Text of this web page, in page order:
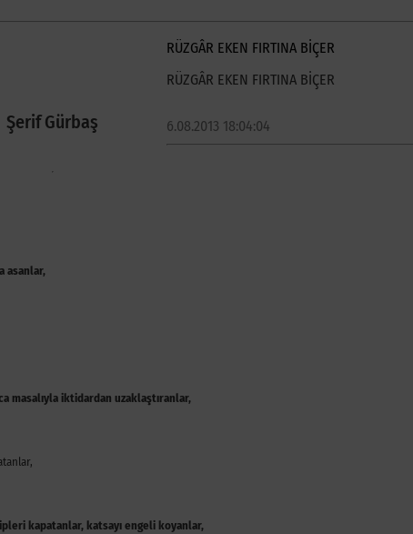
Şerif Gürbaş
RÜZGÂR EKEN FIRTINA BİÇER
RÜZGÂR EKEN FIRTINA BİÇER
6.08.2013 18:04:04
asanlar,
masalıyla iktidardan uzaklaştıranlar,
kapatanlar, katsayı engeli koyanlar,